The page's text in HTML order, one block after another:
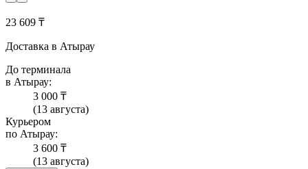
23 609 ₸
Доставка в Атырау
До терминала
в Атырау:
3 000 ₸
(13 августа)
Курьером
по Атырау:
3 600 ₸
(13 августа)